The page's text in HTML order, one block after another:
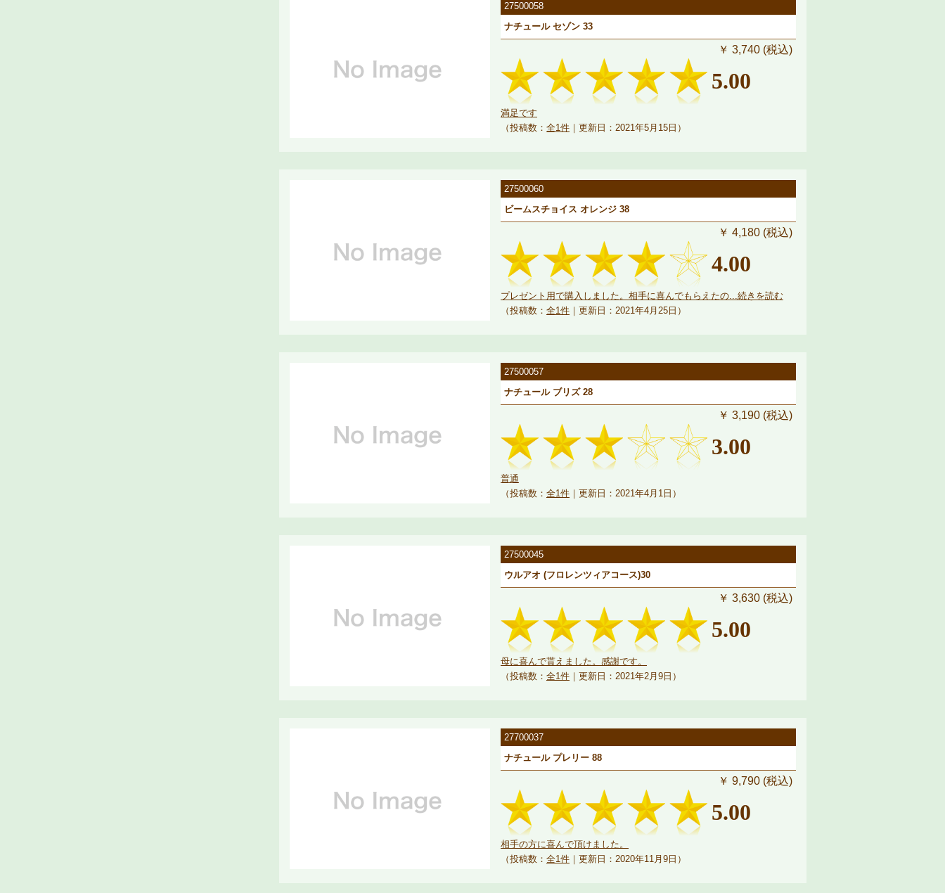
27500058
ナチュール セゾン 33
￥ 3,740 (税込)
5.00
満足です
（投稿数： 全1件 ｜更新日：2021年5月15日）
27500060
ビームスチョイス オレンジ 38
￥ 4,180 (税込)
4.00
プレゼント用で購入しました。相手に喜んでもらえたの...続きを読む
（投稿数： 全1件 ｜更新日：2021年4月25日）
27500057
ナチュール ブリズ 28
￥ 3,190 (税込)
3.00
普通
（投稿数： 全1件 ｜更新日：2021年4月1日）
27500045
ウルアオ (フロレンツィアコース)30
￥ 3,630 (税込)
5.00
母に喜んで貰えました。感謝です。
（投稿数： 全1件 ｜更新日：2021年2月9日）
27700037
ナチュール プレリー 88
￥ 9,790 (税込)
5.00
相手の方に喜んで頂けました。
（投稿数： 全1件 ｜更新日：2020年11月9日）